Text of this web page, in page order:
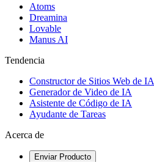
Atoms
Dreamina
Lovable
Manus AI
Tendencia
Constructor de Sitios Web de IA
Generador de Video de IA
Asistente de Código de IA
Ayudante de Tareas
Acerca de
Enviar Producto